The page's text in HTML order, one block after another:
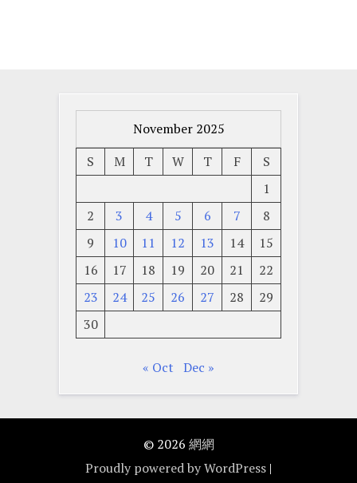
November 2025
S
M T W T F
S
1
2
3 4 5 6 7
8
9
10 11 12 13 14
15
16
17 18 19 20 21
22
23
24 25 26 27 28
29
30
« Oct Dec »
© 2026 網網
Proudly powered by WordPress |